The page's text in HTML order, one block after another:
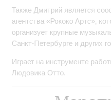
Также Дмитрий является
агентства «Рококо Артс»,
организует крупные
Санкт-Петербурге и других
Играет на инструменте
Людовика Отто.